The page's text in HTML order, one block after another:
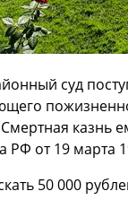
суд
РФ от 19 марта
50 000